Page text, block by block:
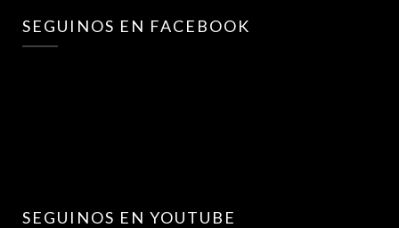
SEGUINOS EN FACEBOOK
SEGUINOS EN YOUTUBE